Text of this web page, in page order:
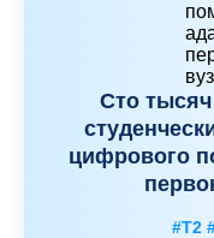
Сто
цифрового
#Т2